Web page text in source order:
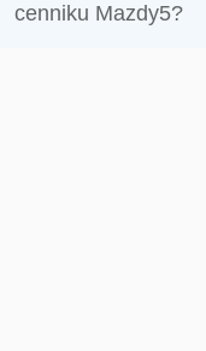
cenniku Mazdy5?